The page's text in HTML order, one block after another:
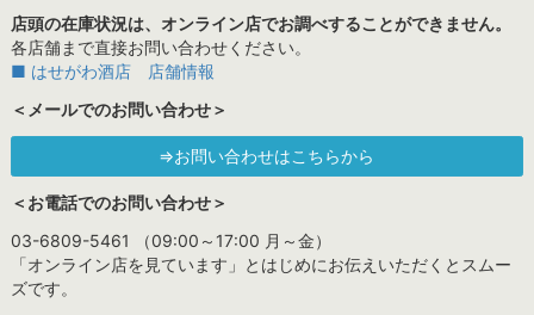
店頭の在庫状況は、オンライン店でお調べすることができません。
各店舗まで直接お問い合わせください。
■ はせがわ酒店 店舗情報
＜メールでのお問い合わせ＞
⇒お問い合わせはこちらから
＜お電話でのお問い合わせ＞
03-6809-5461 （09:00～17:00 月～金）
「オンライン店を見ています」とはじめにお伝えいただくとスムー
ズです。